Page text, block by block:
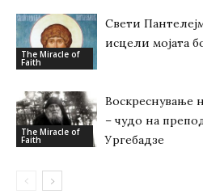
The Miracle of
Faith
Свети
исцели мојата
The Miracle of
Faith
Воскреснување
– чудо на
Ургебадзе